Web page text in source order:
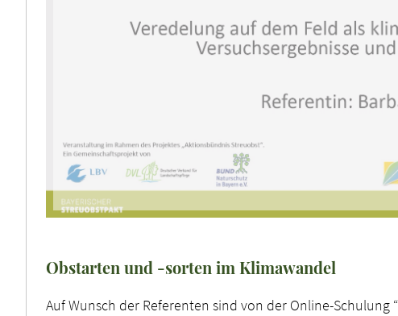
Obstarten und -sorten im Klimawandel
Auf Wunsch der Referenten sind von der Online-